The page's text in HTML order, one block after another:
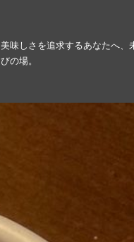
美味しさを追求するあなたへ
びの場。